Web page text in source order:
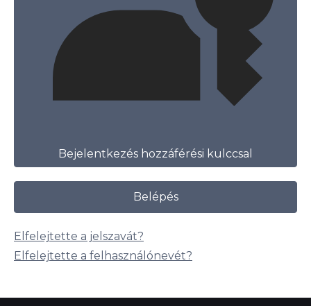
Bejelentkezés hozzáférési kulccsal
Belépés
Elfelejtette a jelszavát?
Elfelejtette a felhasználónevét?